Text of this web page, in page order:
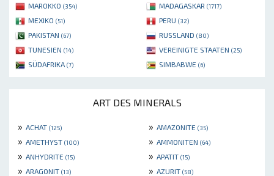
MAROKKO (354) MADAGASKAR (1717)
MEXIKO (51) PERU (32)
PAKISTAN (67) RUSSLAND (80)
TUNESIEN (14) VEREINIGTE STAATEN (25)
SÜDAFRIKA (7) SIMBABWE (6)
ART DES MINERALS
» ACHAT (125) » AMAZONITE (35)
» AMETHYST (100) » AMMONITEN (64)
» ANHYDRITE (15) » APATIT (15)
» ARAGONIT (13) » AZURIT (58)